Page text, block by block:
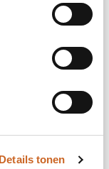
Details tonen
(99x99mm)